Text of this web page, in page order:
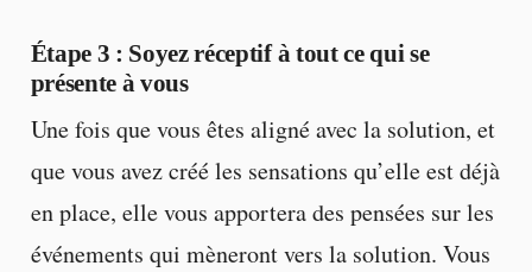
Étape 3 : Soyez réceptif à tout ce qui se
présente à vous
Une fois que vous êtes aligné avec la solution, et
que vous avez créé les sensations qu’elle est déjà
en place, elle vous apportera des pensées sur les
événements qui mèneront vers la solution. Vous